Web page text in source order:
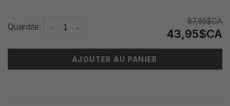
Quantité: +
-
87,95$CA
43,95$CA
AJOUTER AU PANIER